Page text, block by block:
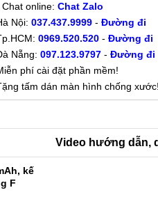
Chat online: Chat Zalo
Nội: 037.437.9999 - Đường đi
0969.520.520 - Đường đi
Nẵng: 097.123.9797 - Đường đi
phí cài đặt phần mềm!
tấm dán màn hình chống xước!
kế
F
Video hướng dẫn,